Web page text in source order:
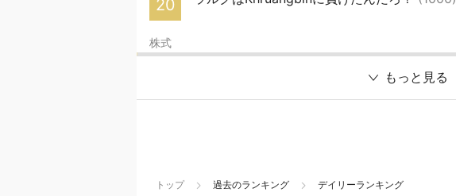
20
株式
もっと見る
トップ 過去のランキング デイリーランキング